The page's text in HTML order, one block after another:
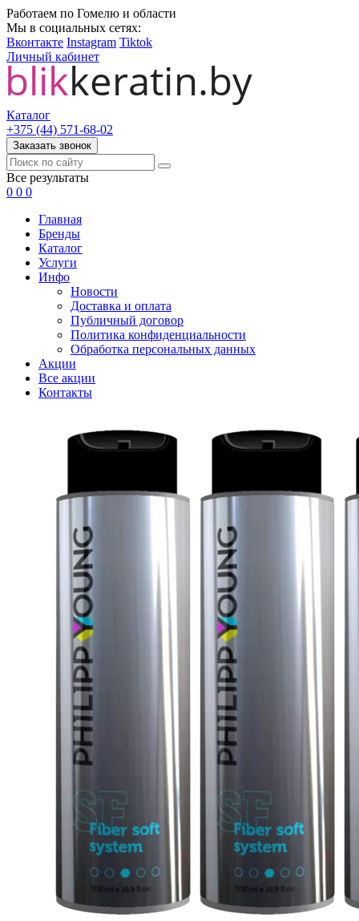
Работаем по Гомелю и области
Мы в социальных сетях:
Вконтакте Instagram Tiktok
Личный кабинет
Каталог
+375 (44) 571-68-02
Заказать звонок
Все результаты
0 0 0
Главная
Бренды
Каталог
Услуги
Инфо
Новости
Доставка и оплата
Публичный договор
Политика конфиденциальности
Обработка персональных данных
Акции
Все акции
Контакты